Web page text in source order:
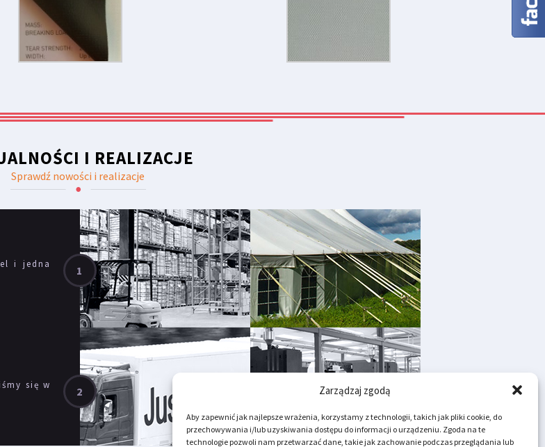
Zarządzaj zgodą
Aby zapewnić jak najlepsze wrażenia, korzystamy z technologii, takich jak pliki cookie, do
przechowywania i/lub uzyskiwania dostępu do informacji o urządzeniu. Zgoda na te
technologie pozwoli nam przetwarzać dane, takie jak zachowanie podczas przeglądania lub
I REALIZACJE
Sprawdź nowości i realizacje
i jedna
się w